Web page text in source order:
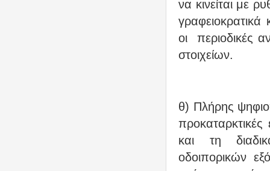
να κινείται με
οι
περιοδικές
στοιχείων.
θ) Πλήρης
προκαταρκτικές
και τη
οδοιπορικών